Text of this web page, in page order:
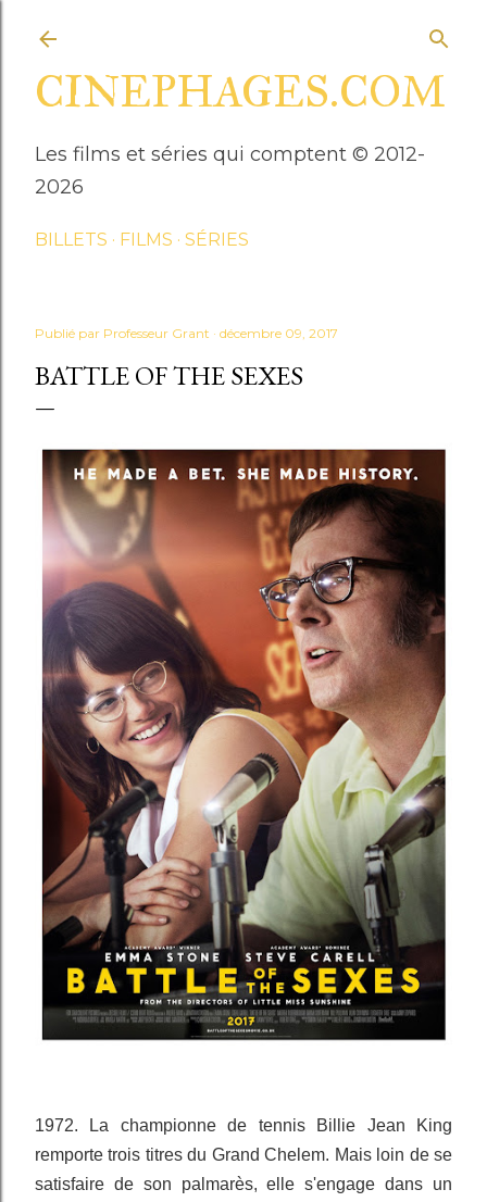
CINEPHAGES.COM
Les films et séries qui comptent © 2012-
2026
BILLETS FILMS SÉRIES
Publié par Professeur Grant décembre 09, 2017
BATTLE OF THE SEXES
1972. La championne de tennis Billie Jean King
remporte trois titres du Grand Chelem. Mais loin de se
satisfaire de son palmarès, elle s'engage dans un